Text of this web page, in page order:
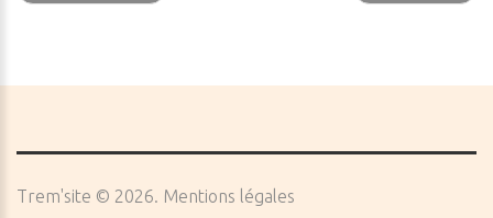
Trem'site © 2026 Mentions légales